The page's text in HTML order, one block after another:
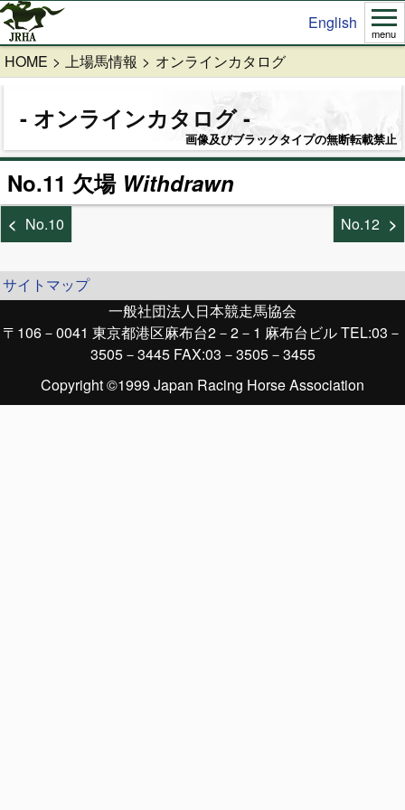
English
menu
HOME 上場馬情報 オンラインカタログ
オンラインカタログ
画像及びブラックタイプの無断転載禁止
No.11 欠場 Withdrawn
No.10 No.12
サイトマップ
一般社団法人日本競走馬協会
〒106－0041 東京都港区麻布台2－2－1 麻布台ビル TEL:03－
3505－3445 FAX:03－3505－3455
Copyright ©1999 Japan Racing Horse Association